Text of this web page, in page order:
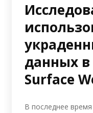
данных в
Surface
В последнее